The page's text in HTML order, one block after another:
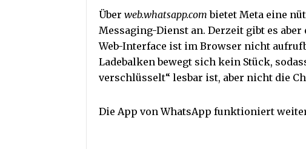
Über web.whatsapp.com bietet Meta eine
Messaging-Dienst an. Derzeit gibt es
Web-Interface ist im Browser nicht
Ladebalken bewegt sich kein Stück,
verschlüsselt“ lesbar ist, aber nicht die
Die App von WhatsApp funktioniert